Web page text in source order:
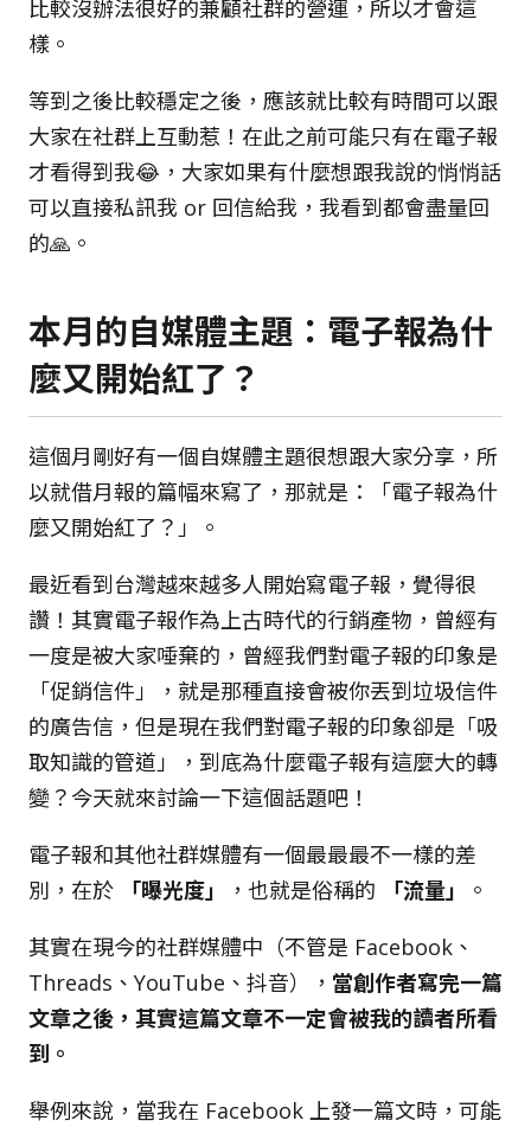
比較沒辦法很好的兼顧社群的營運，所以才會這
樣。
等到之後比較穩定之後，應該就比較有時間可以跟
大家在社群上互動惹！在此之前可能只有在電子報
才看得到我😂，大家如果有什麼想跟我說的悄悄話
可以直接私訊我 or 回信給我，我看到都會盡量回
的🙏。
本月的自媒體主題：電子報為什
麼又開始紅了？
這個月剛好有一個自媒體主題很想跟大家分享，所
以就借月報的篇幅來寫了，那就是：「電子報為什
麼又開始紅了？」。
最近看到台灣越來越多人開始寫電子報，覺得很
讚！其實電子報作為上古時代的行銷產物，曾經有
一度是被大家唾棄的，曾經我們對電子報的印象是
「促銷信件」，就是那種直接會被你丟到垃圾信件
的廣告信，但是現在我們對電子報的印象卻是「吸
取知識的管道」，到底為什麼電子報有這麼大的轉
變？今天就來討論一下這個話題吧！
電子報和其他社群媒體有一個最最最不一樣的差
別，在於
「曝光度」 ，也就是俗稱的 「流量」
。
其實在現今的社群媒體中（不管是 Facebook、
Threads、YouTube、抖音）， 當創作者寫完一篇
文章之後，其實這篇文章不一定會被我的讀者所看
到。
舉例來說，當我在 Facebook 上發一篇文時，可能